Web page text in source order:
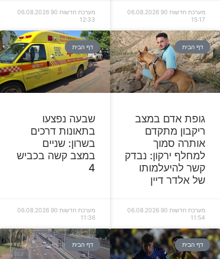
מערכת חדשות 90
06.08.2026
15:17
מערכת חדשות 90
06.08.2026
12:33
דף הבית
גופת אדם במצב
ריקבון מתקדם
אותרה סמוך
למחלף ירקון: נבדק
קשר להיעלמותו
של אלדר דיין
מערכת חדשות 90
06.08.2026
11:54
דף הבית
שבעה נפצעו
בתאונות דרכים
בשרון: שניים
במצב קשה בכביש
4
מערכת חדשות 90
06.08.2026
11:36
דף הבית דף הבית